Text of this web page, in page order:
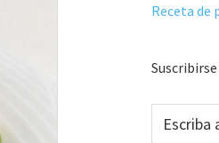
Receta de